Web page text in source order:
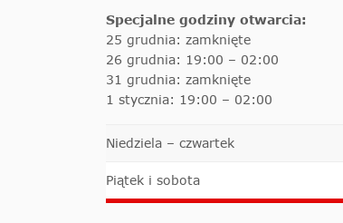
Specjalne godziny otwarcia:
25 grudnia: zamknięte
26 grudnia: 19:00 – 02:00
31 grudnia: zamknięte
1 stycznia: 19:00 – 02:00
Niedziela – czwartek
Piątek i sobota